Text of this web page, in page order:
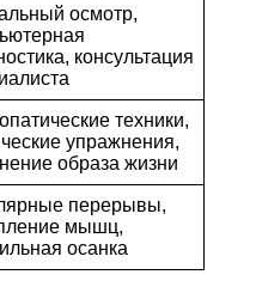
осмотр,
консультация
техники,
упражнения,
образа жизни
перерывы,
мышц,
осанка